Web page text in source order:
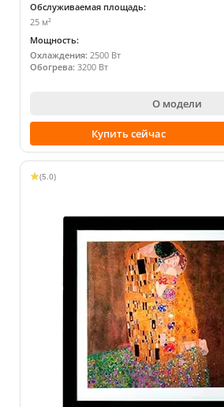
Обслуживаемая площадь:
25 м²
Мощность:
Охлаждения: 2500 Вт
Обогрева: 3200 Вт
О модели
Купить сейчас
(5.0)